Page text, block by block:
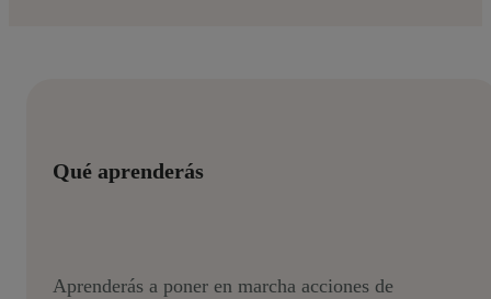
Qué aprenderás
Aprenderás a poner en marcha acciones de